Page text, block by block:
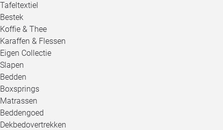
Tafeltextiel
Bestek
Koffie & Thee
Karaffen & Flessen
Eigen Collectie
Slapen
Bedden
Boxsprings
Matrassen
Beddengoed
Dekbedovertrekken